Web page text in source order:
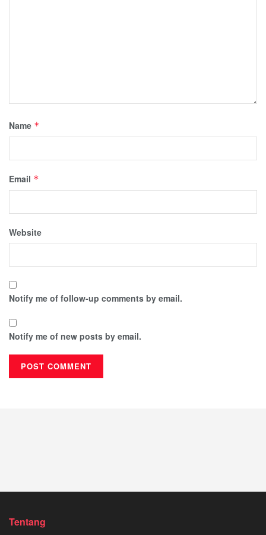
Name *
Email *
Website
Notify me of follow-up comments by email.
Notify me of new posts by email.
Tentang